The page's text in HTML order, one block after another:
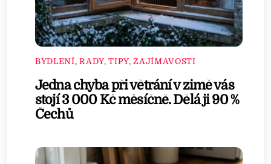
BYDLENÍ,RADY, TIPY, ZAJÍMAVOSTI
Jedna chyba při větrání v zimě vás
stojí 3 000 Kč měsíčně. Dělá ji 90 %
Čechů